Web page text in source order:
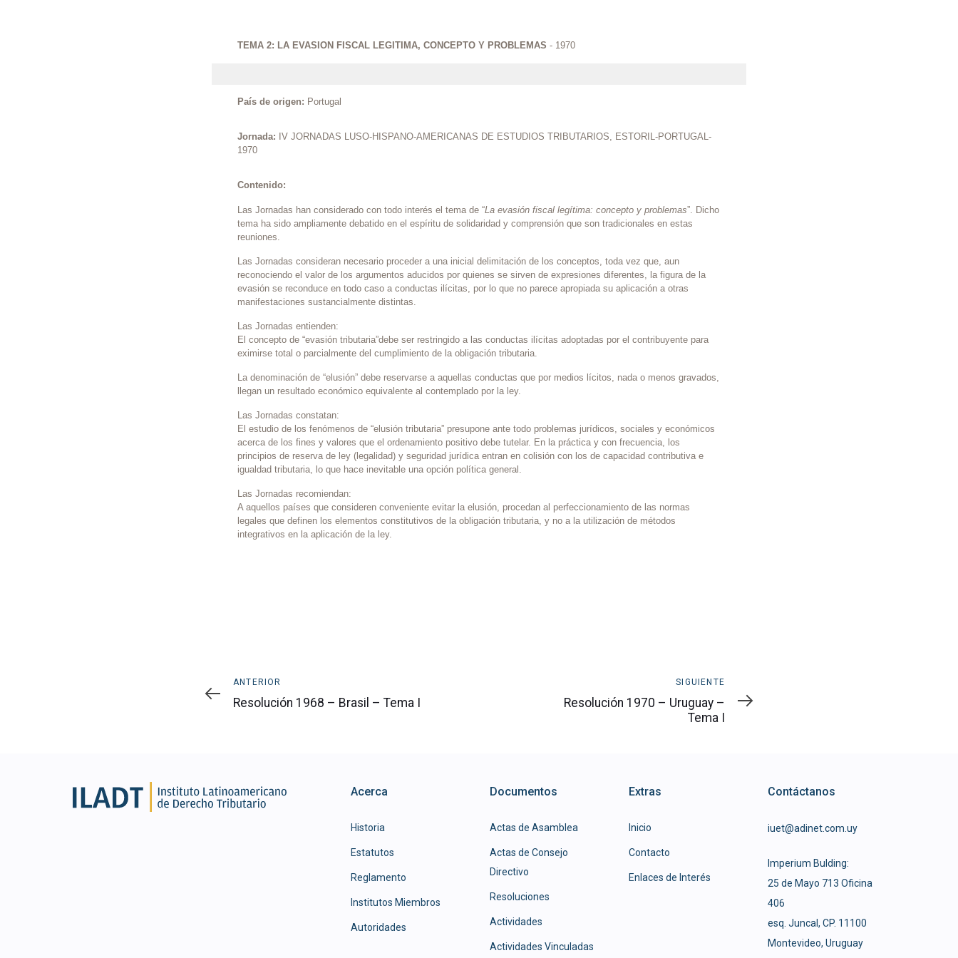
TEMA 2: LA EVASION FISCAL LEGITIMA, CONCEPTO Y PROBLEMAS - 1970
País de origen: Portugal
Jornada: IV JORNADAS LUSO-HISPANO-AMERICANAS DE ESTUDIOS TRIBUTARIOS, ESTORIL-PORTUGAL-
1970
Contenido:
Las Jornadas han considerado con todo interés el tema de “La evasión fiscal legítima: concepto y problemas”. Dicho
tema ha sido ampliamente debatido en el espíritu de solidaridad y comprensión que son tradicionales en estas
reuniones.
Las Jornadas consideran necesario proceder a una inicial delimitación de los conceptos, toda vez que, aun
reconociendo el valor de los argumentos aducidos por quienes se sirven de expresiones diferentes, la figura de la
evasión se reconduce en todo caso a conductas ilícitas, por lo que no parece apropiada su aplicación a otras
manifestaciones sustancialmente distintas.
Las Jornadas entienden:
El concepto de “evasión tributaria”debe ser restringido a las conductas ilícitas adoptadas por el contribuyente para
eximirse total o parcialmente del cumplimiento de la obligación tributaria.
La denominación de “elusión” debe reservarse a aquellas conductas que por medios lícitos, nada o menos gravados,
llegan un resultado económico equivalente al contemplado por la ley.
Las Jornadas constatan:
El estudio de los fenómenos de “elusión tributaria” presupone ante todo problemas jurídicos, sociales y económicos
acerca de los fines y valores que el ordenamiento positivo debe tutelar. En la práctica y con frecuencia, los
principios de reserva de ley (legalidad) y seguridad jurídica entran en colisión con los de capacidad contributiva e
igualdad tributaria, lo que hace inevitable una opción política general.
Las Jornadas recomiendan:
A aquellos países que consideren conveniente evitar la elusión, procedan al perfeccionamiento de las normas
legales que definen los elementos constitutivos de la obligación tributaria, y no a la utilización de métodos
integrativos en la aplicación de la ley.
Anterior
ANTERIOR
Resolución 1968 – Brasil – Tema I
SIGUIENTE
Resolución 1970 – Uruguay –
Tema I
Acerca
Historia
Estatutos
Reglamento
Institutos Miembros
Autoridades
Documentos
Actas de Asamblea
Actas de Consejo
Directivo
Resoluciones
Actividades
Actividades Vinculadas
Extras
Inicio
Contacto
Enlaces de Interés
Contáctanos
iuet@adinet.com.uy
Imperium Bulding:
25 de Mayo 713 Oficina
406
esq. Juncal, CP. 11100
Montevideo, Uruguay